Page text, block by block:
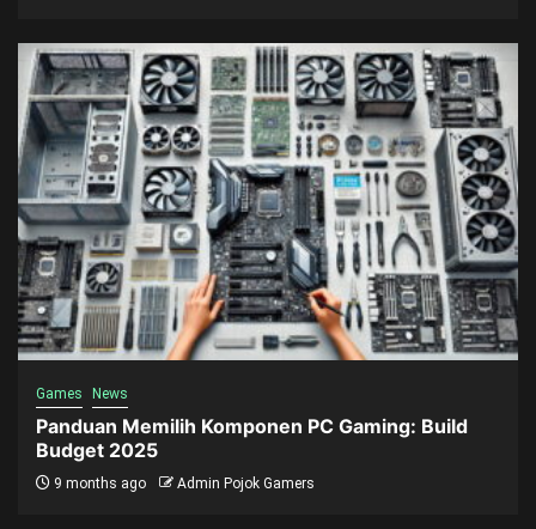
Games News
Panduan Memilih Komponen PC Gaming: Build
Budget 2025
9 months ago Admin Pojok Gamers